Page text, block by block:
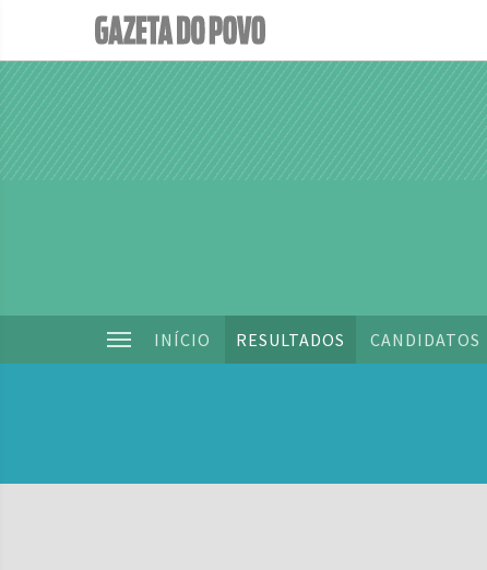
INÍCIO RESULTADOS CANDIDATOS